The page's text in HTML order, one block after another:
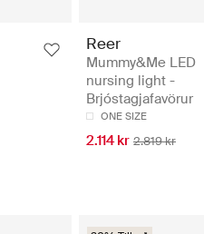
Reer
Mummy&Me LED
nursing light -
Brjóstagjafavörur
ONE SIZE
2.114 kr 2.819 kr